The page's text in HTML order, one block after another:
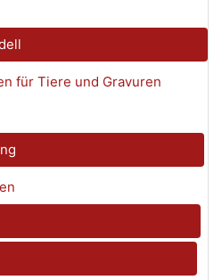
für Tiere und Gravuren